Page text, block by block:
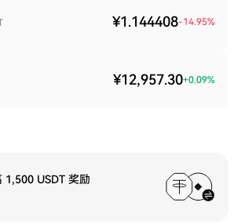
¥1.144408-14.95%
¥12,957.30+0.09%
1,500 USDT 奖励